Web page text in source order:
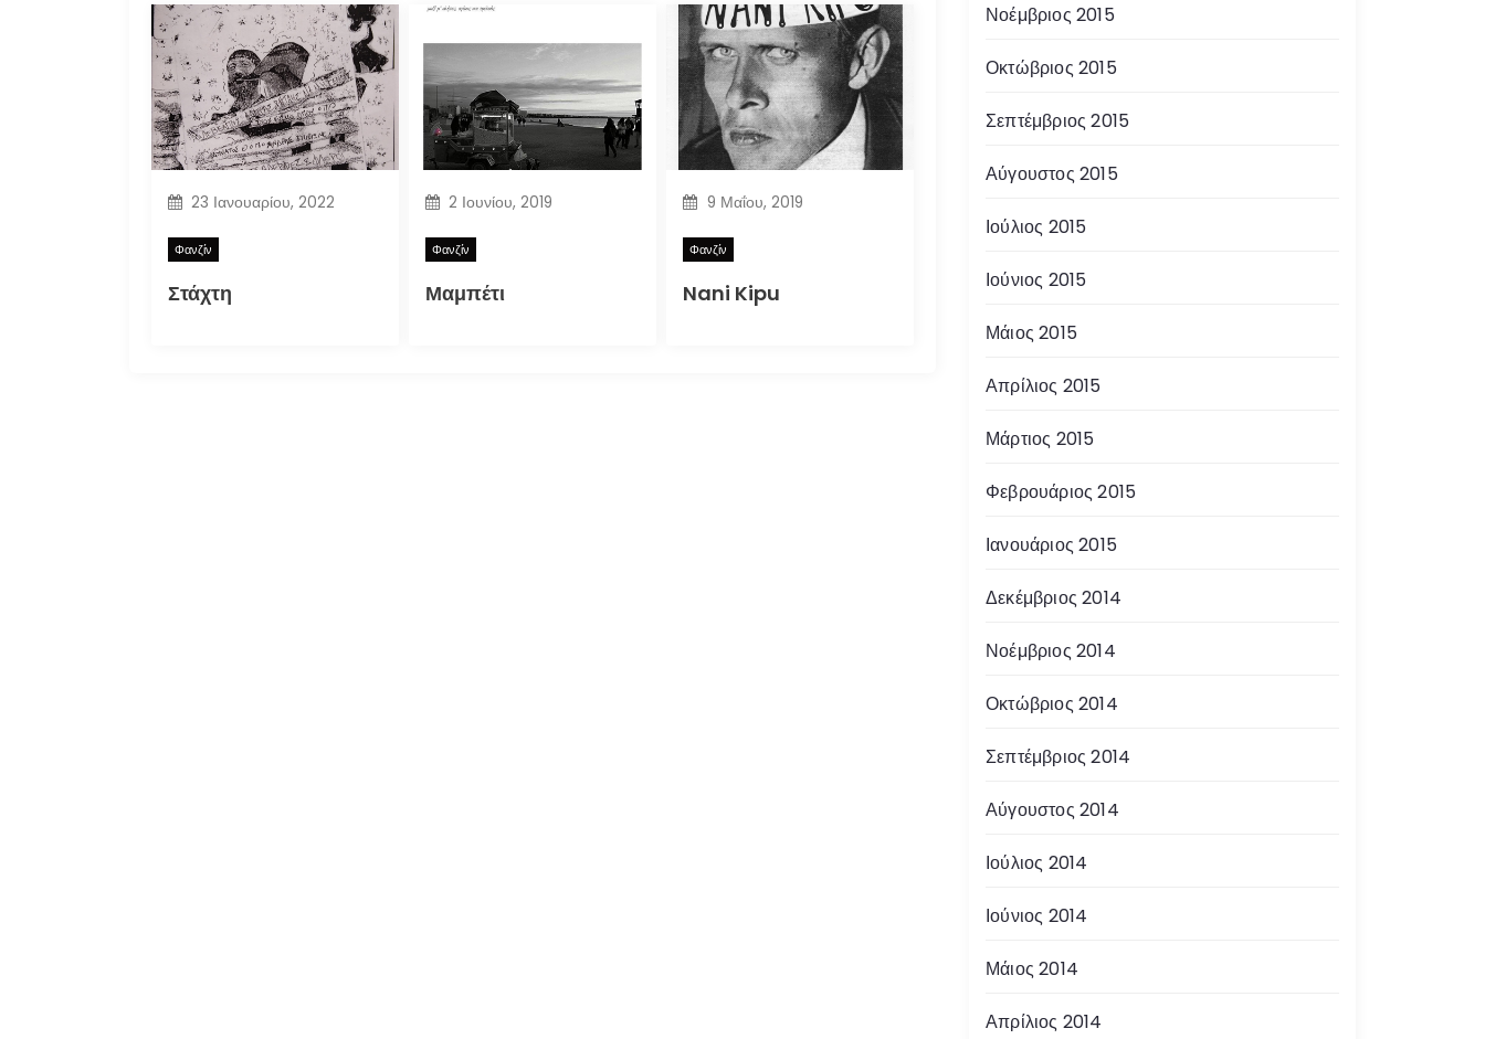
23 Ιανουαρίου, 2022
Φανζίν
Στάχτη
2 Ιουνίου, 2019
Φανζίν
Μαμπέτι
9 Μαΐου, 2019
Φανζίν
Nani Kipu
Νοέμβριος 2015
Οκτώβριος 2015
Σεπτέμβριος 2015
Αύγουστος 2015
Ιούλιος 2015
Ιούνιος 2015
Μάιος 2015
Απρίλιος 2015
Μάρτιος 2015
Φεβρουάριος 2015
Ιανουάριος 2015
Δεκέμβριος 2014
Νοέμβριος 2014
Οκτώβριος 2014
Σεπτέμβριος 2014
Αύγουστος 2014
Ιούλιος 2014
Ιούνιος 2014
Μάιος 2014
Απρίλιος 2014